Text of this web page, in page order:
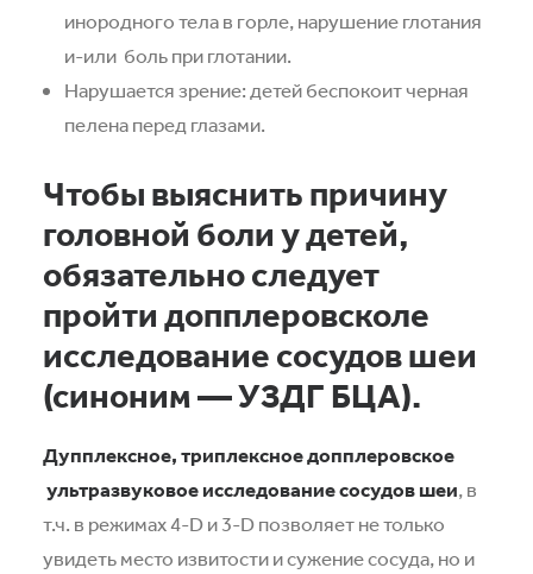
инородного тела в горле, нарушение глотания
и-или боль при глотании.
Нарушается зрение: детей беспокоит черная
пелена перед глазами.
Чтобы выяснить причину
головной боли у детей,
обязательно следует
пройти допплеровсколе
исследование сосудов шеи
(синоним — УЗДГ БЦА).
Дупплексное, триплексное допплеровское
ультразвуковое исследование сосудов шеи, в
т.ч. в режимах 4-D и 3-D позволяет не только
увидеть место извитости и сужение сосуда, но и